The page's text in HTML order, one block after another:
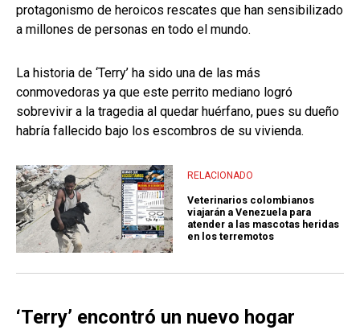
protagonismo de heroicos rescates que han sensibilizado
a millones de personas en todo el mundo.
La historia de ‘Terry’ ha sido una de las más
conmovedoras ya que este perrito mediano logró
sobrevivir a la tragedia al quedar huérfano, pues su dueño
habría fallecido bajo los escombros de su vivienda.
RELACIONADO
Veterinarios colombianos
viajarán a Venezuela para
atender a las mascotas heridas
en los terremotos
‘Terry’ encontró un nuevo hogar